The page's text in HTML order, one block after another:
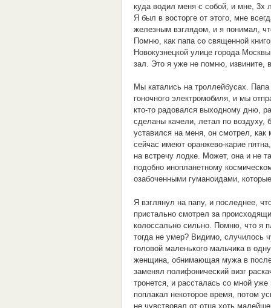
куда водил меня с собой, и мне, 3х
Я был в восторге от этого, мне
железным взглядом, и я понимал,
Помню, как папа со священной
Новокузнецкой улице города
зал. Это я уже не помню, извините,
Мы катались на троллейбусах.
гоночного электромобиля, и мы
кто-то радовался выходному дню,
сделаны качели, летал по воздуху,
уставился на меня, он смотрел,
сейчас имеют оранжево-карие
на встречу лодке. Может, она и не
подобно инопланетному
озабоченными гуманоидами,
Я взглянул на папу, и последнее,
пристально смотрел за
колоссально сильно. Помню, что я
тогда не умер? Видимо, случилось
головой маленького мальчика в
женщина, обнимающая мужа в
заменял полифонический визг
тронется, и рассталась со мной
поплакал некоторое время, потом
не чувствовал от отца хоть